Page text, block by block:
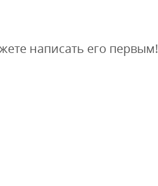
написать его первым!